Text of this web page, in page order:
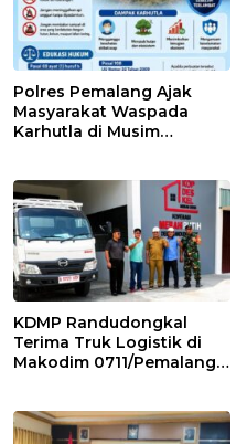
Polres Pemalang Ajak
Masyarakat Waspada
Karhutla di Musim
KDMP Randudongkal
Terima Truk Logistik di
Makodim 0711/Pemalang